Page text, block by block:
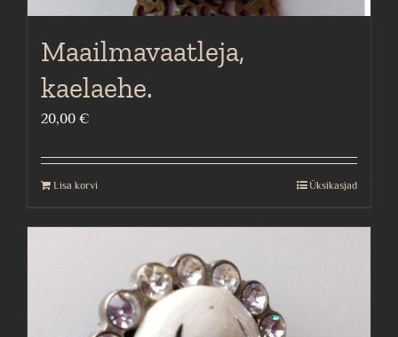
Maailmavaatleja,
kaelaehe.
20,00 €
Lisa korvi Üksikasjad